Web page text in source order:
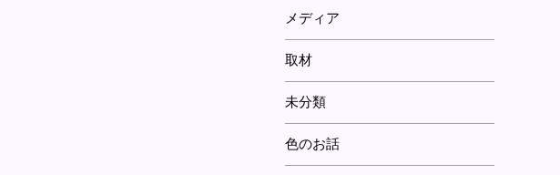
メディア
取材
未分類
色のお話